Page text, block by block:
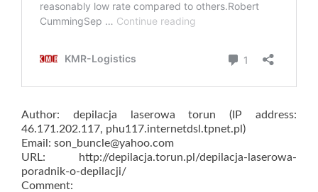
Author: depilacja laserowa torun (IP address:
46.171.202.117, phu117.internetdsl.tpnet.pl)
Email: son_buncle@yahoo.com
URL: http://depilacja.torun.pl/depilacja-laserowa-
poradnik-o-depilacji/
Comment: